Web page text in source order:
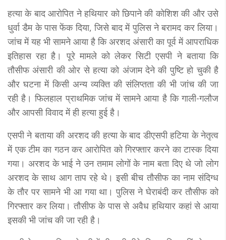
हत्या के बाद आरोपित ने हथियार को छिपाने की कोशिश की और उसे
धुर्वा डैम के पास फेंक दिया, जिसे बाद में पुलिस ने बरामद कर लिया।
जांच में यह भी सामने आया है कि अरशद अंसारी का पूर्व में आपराधिक
इतिहास रहा है। पूरे मामले को लेकर सिटी एसपी ने बताया कि
तौसीफ अंसारी की ओर से हत्या को अंजाम देने की पुष्टि हो चुकी है
और घटना में किसी अन्य व्यक्ति की संलिप्तता की भी जांच की जा
रही है। फिलहाल प्राथमिक जांच में सामने आया है कि गाली-गलौज
और आपसी विवाद में ही हत्या हुई है।
एसपी ने बताया की अरशद की हत्या के बाद डीएसपी हटिया के नेतृत्व
में एक टीम का गठन कर आरोपित को गिरफ्तार करने का टास्क दिया
गया। अरशद के भाई ने उन तमाम लोगों के नाम बता दिए थे जो लोग
अरशद के साथ आग ताप रहे थे। इसी बीच तौसीफ का नाम संदिग्ध
के तौर पर सामने भी आ गया था। पुलिस ने घेराबंदी कर तौसीफ को
गिरफ्तार कर लिया। तौसीफ के पास से अवैध हथियार कहां से आया
इसकी भी जांच की जा रही है।